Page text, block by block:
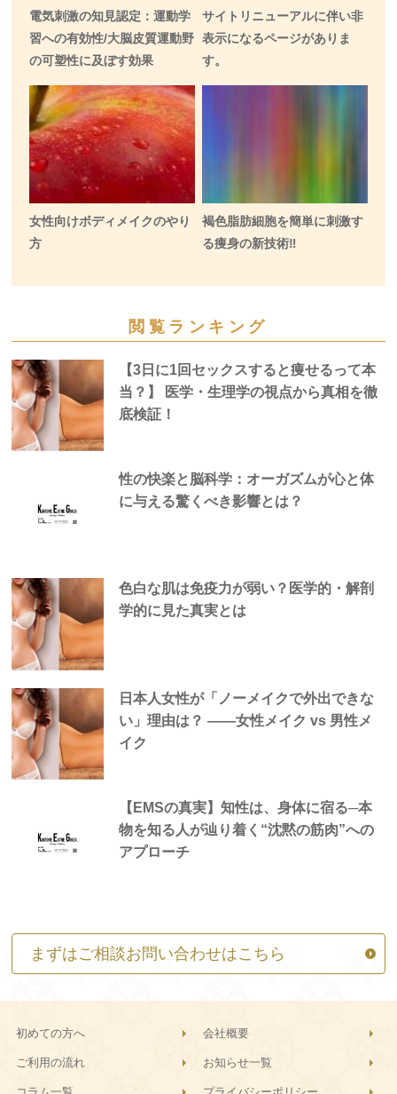
電気刺激の知見認定：運動学
習への有効性/大脳皮質運動野
の可塑性に及ぼす効果
サイトリニューアルに伴い非
表示になるページがありま
す。
女性向けボディメイクのやり
方
褐色脂肪細胞を簡単に刺激す
る痩身の新技術‼️
閲覧ランキング
【3日に1回セックスすると痩せるって本
当？】 医学・生理学の視点から真相を徹
底検証！
性の快楽と脳科学：オーガズムが心と体
に与える驚くべき影響とは？
色白な肌は免疫力が弱い？医学的・解剖
学的に見た真実とは
日本人女性が「ノーメイクで外出できな
い」理由は？ —―女性メイク vs 男性メ
イク
【EMSの真実】知性は、身体に宿る─本
物を知る人が辿り着く“沈黙の筋肉”への
アプローチ
まずはご相談お問い合わせはこちら
初めての方へ 会社概要
ご利用の流れ お知らせ一覧